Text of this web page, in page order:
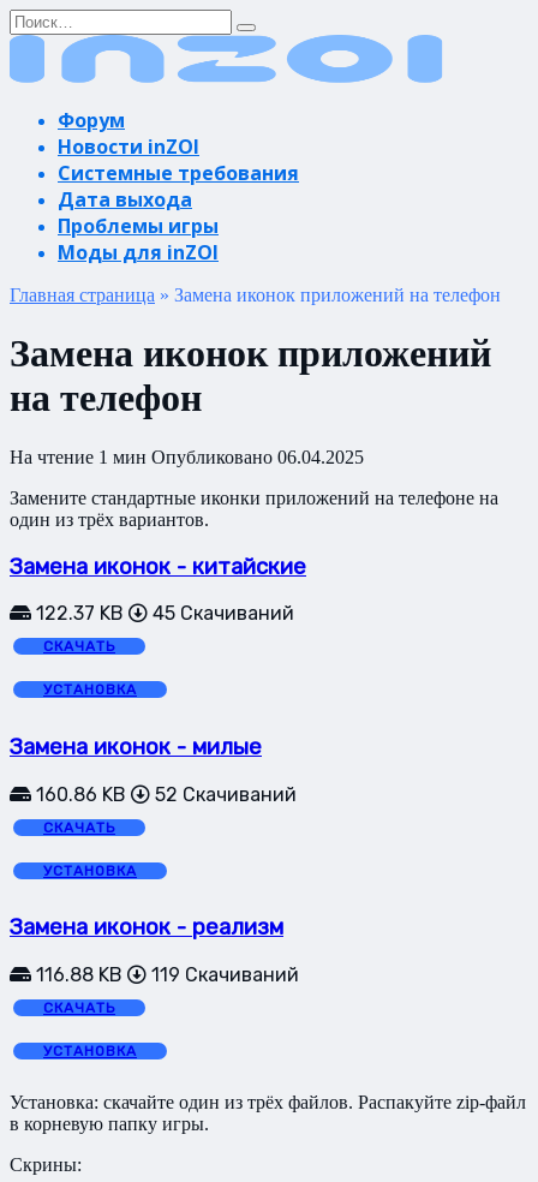
Перейти
к
содержанию
Search
for:
Форум
Новости inZOI
Системные требования
Дата выхода
Проблемы игры
Моды для inZOI
Главная страница » Замена иконок приложений на телефон
Замена иконок приложений
на телефон
На чтение 1 мин Опубликовано 06.04.2025
Замените стандартные иконки приложений на телефоне на
один из трёх вариантов.
Замена иконок - китайские
122.37 KB 45 Скачиваний
СКАЧАТЬ
УСТАНОВКА
Замена иконок - милые
160.86 KB 52 Скачиваний
СКАЧАТЬ
УСТАНОВКА
Замена иконок - реализм
116.88 KB 119 Скачиваний
СКАЧАТЬ
УСТАНОВКА
Установка: скачайте один из трёх файлов. Распакуйте zip-файл
в корневую папку игры.
Скрины: